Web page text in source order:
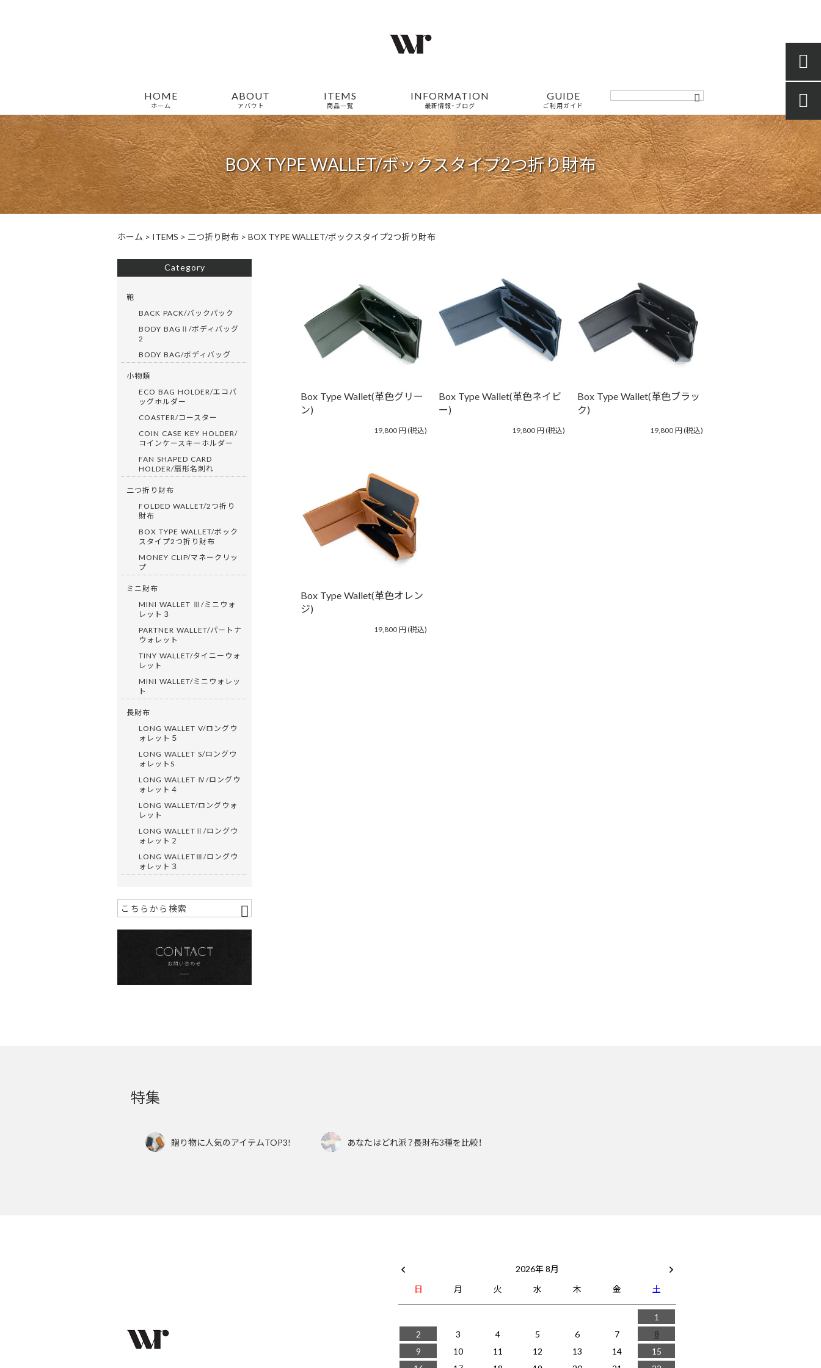
HOME
ホーム
ABOUT
アバウト
ITEMS
商品一覧
INFORMATION
最新情報・ブログ
GUIDE
ご利用ガイド
BOX TYPE WALLET/ボックスタイプ2つ折り財布
ホーム > ITEMS > 二つ折り財布 > BOX TYPE WALLET/ボックスタイプ2つ折り財布
Box Type Wallet(革色グリー
ン)
19,800円(税込)
Box Type Wallet(革色ネイビ
ー)
19,800円(税込)
Box Type Wallet(革色ブラッ
ク)
19,800円(税込)
Box Type Wallet(革色オレン
ジ)
19,800円(税込)
Category
鞄
BACK PACK/バックパック
BODY BAGⅡ/ボディバッグ
2
BODY BAG/ボディバッグ
小物類
ECO BAG HOLDER/エコバ
ッグホルダー
COASTER/コースター
COIN CASE KEY HOLDER/
コインケースキーホルダー
FAN SHAPED CARD
HOLDER/扇形名刺れ
二つ折り財布
FOLDED WALLET/2つ折り
財布
BOX TYPE WALLET/ボック
スタイプ2つ折り財布
MONEY CLIP/マネークリッ
プ
ミニ財布
MINI WALLET Ⅲ/ミニウォ
レット３
PARTNER WALLET/パートナ
ウォレット
TINY WALLET/タイニーウォ
レット
MINI WALLET/ミニウォレッ
ト
長財布
LONG WALLET V/ロングウ
ォレット５
LONG WALLET S/ロングウ
ォレットS
LONG WALLET Ⅳ/ロングウ
ォレット４
LONG WALLET/ロングウォ
レット
LONG WALLETⅡ/ロングウ
ォレット２
LONG WALLETⅢ/ロングウ
ォレット３
特集
贈り物に人気のアイテムTOP3! あなたはどれ派？長財布3種を比較！
2026年 8月
日
月 火 水 木 金 土
1
2
3 4 5 6 7
8
9
10 11 12 13 14
15

